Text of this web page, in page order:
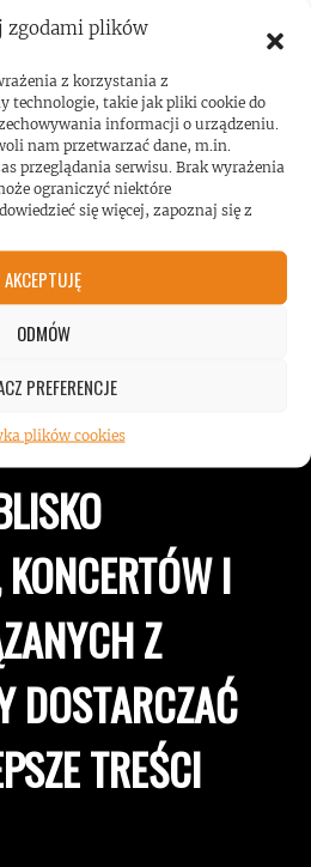
zgodami plików
z korzystania z
technologie, takie jak pliki cookie do
informacji o urządzeniu.
nam przetwarzać dane, m.in.
przeglądania serwisu. Brak wyrażenia
ograniczyć niektóre
się więcej, zapoznaj się z
AKCEPTUJĘ
ODMÓW
PREFERENCJE
plików cookies
poziom
TV
I
Z
DOSTARCZAĆ
TREŚCI